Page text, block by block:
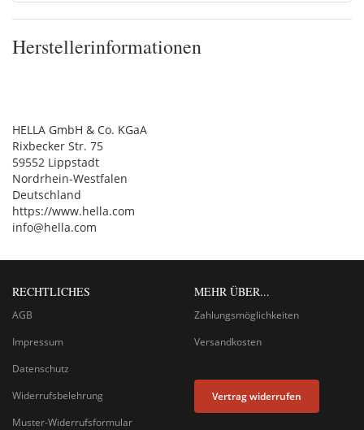
Herstellerinformationen
HELLA GmbH & Co. KGaA
Rixbecker Str. 75
59552 Lippstadt
Nordrhein-Westfalen
Deutschland
https://www.hella.com
info@hella.com
RECHTLICHES
AGB
Impressum
Datenschutz
Widerrufsbelehrung
Muster-Widerrufsformular
MEHR ÜBER...
Zahlungsmöglichkeiten
Versandkosten
Vertrag widerrufen